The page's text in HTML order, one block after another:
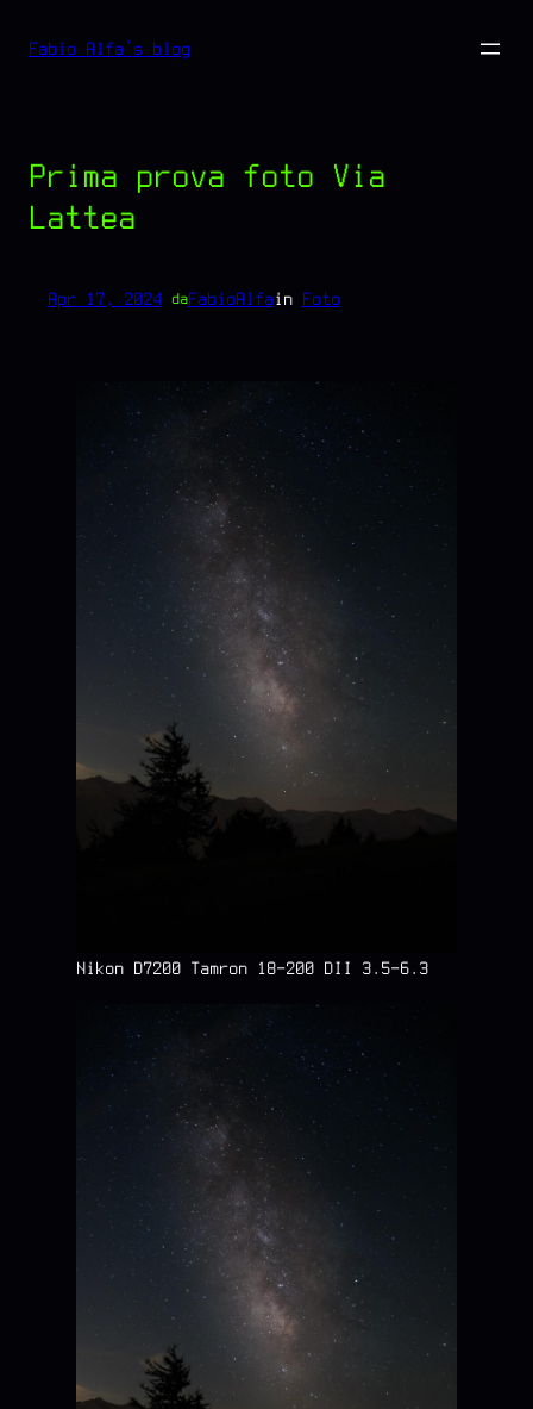
Fabio Alfa's blog
Prima prova foto Via
Lattea
Apr 17, 2024 daFabioAlfain Foto
Nikon D7200 Tamron 18-200 DII 3.5-6.3